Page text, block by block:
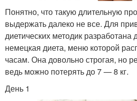
Понятно, что такую длительную
выдержать далеко не все. Для
диетических методик разработана
немецкая диета, меню которой
часам. Она довольно строгая, но
ведь можно потерять до 7 — 8 кг.
День 1